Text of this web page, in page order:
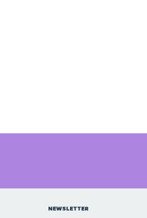
NEWSLETTER